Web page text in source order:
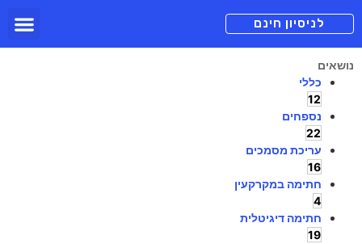
לניסיון חינם
נושאים
כללי
12
נספחים
22
עריכת מסמכים
16
חתימה במקרקעין
4
חתימה דיגיטלית
19